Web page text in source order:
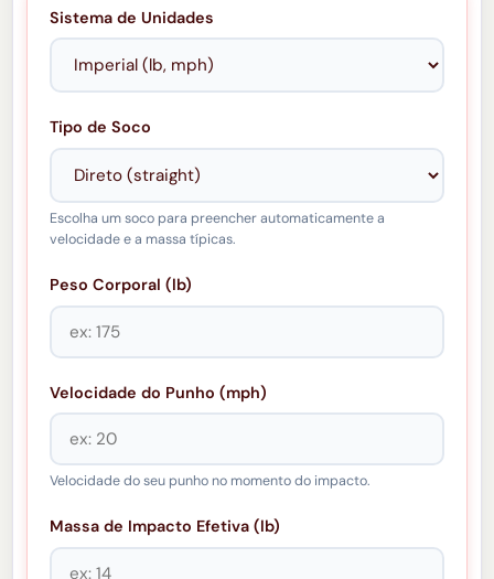
Sistema de Unidades
Tipo de Soco
Escolha um soco para preencher automaticamente a
velocidade e a massa típicas.
Peso Corporal (lb)
Velocidade do Punho (mph)
Velocidade do seu punho no momento do impacto.
Massa de Impacto Efetiva (lb)